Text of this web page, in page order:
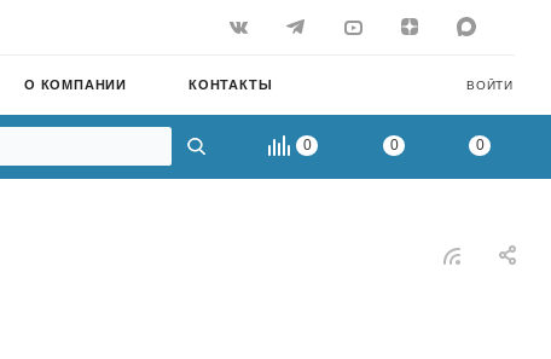
ВОЙТИ
О КОМПАНИИ КОНТАКТЫ
0 0 0